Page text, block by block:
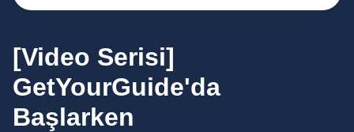
[Video Serisi]
GetYourGuide'da
Başlarken